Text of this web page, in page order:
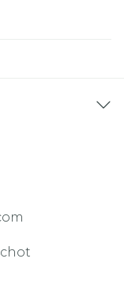
pagina